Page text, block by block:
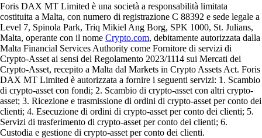
Foris DAX MT Limited è una società a responsabilità limitata
costituita a Malta, con numero di registrazione C 88392 e sede legale a
Level 7, Spinola Park, Triq Mikiel Ang Borg, SPK 1000, St. Julians,
Malta, operante con il nome Crypto.com, debitamente autorizzata dalla
Malta Financial Services Authority come Fornitore di servizi di
Crypto-Asset ai sensi del Regolamento 2023/1114 sui Mercati dei
Crypto-Asset, recepito a Malta dal Markets in Crypto Assets Act. Foris
DAX MT Limited è autorizzata a fornire i seguenti servizi: 1. Scambio
di crypto-asset con fondi; 2. Scambio di crypto-asset con altri crypto-
asset; 3. Ricezione e trasmissione di ordini di crypto-asset per conto dei
clienti; 4. Esecuzione di ordini di crypto-asset per conto dei clienti; 5.
Servizi di trasferimento di crypto-asset per conto dei clienti; 6.
Custodia e gestione di crypto-asset per conto dei clienti.